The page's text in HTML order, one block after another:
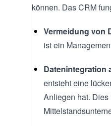
können. Das CRM
Vermeidung von
ist ein
Datenintegration
entsteht eine
Anliegen hat.